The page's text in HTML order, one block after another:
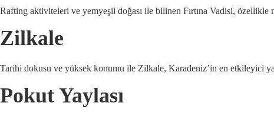
Rafting aktiviteleri ve yemyeşil doğası ile bilinen Fırtına Vadisi,
Zilkale
Tarihi dokusu ve yüksek konumu ile Zilkale, Karadeniz’in en etkileyici
Pokut Yaylası